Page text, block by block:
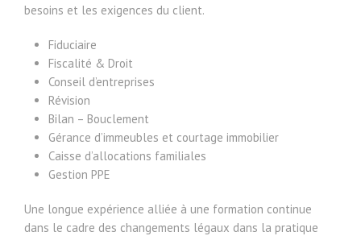
besoins et les exigences du client.
Fiduciaire
Fiscalité & Droit
Conseil d’entreprises
Révision
Bilan – Bouclement
Gérance d’immeubles et courtage immobilier
Caisse d’allocations familiales
Gestion PPE
Une longue expérience alliée à une formation continue
dans le cadre des changements légaux dans la pratique